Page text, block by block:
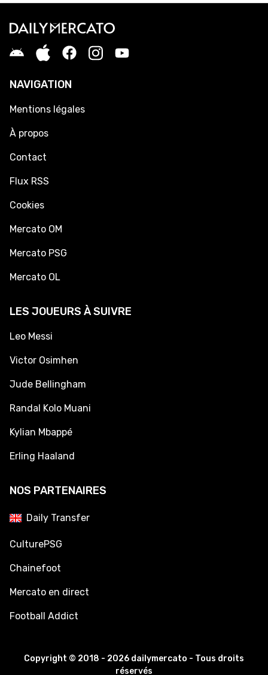
NAVIGATION
Mentions légales
À propos
Contact
Flux RSS
Cookies
Mercato OM
Mercato PSG
Mercato OL
LES JOUEURS À SUIVRE
Leo Messi
Victor Osimhen
Jude Bellingham
Randal Kolo Muani
Kylian Mbappé
Erling Haaland
NOS PARTENAIRES
Daily Transfer
CulturePSG
Chainefoot
Mercato en direct
Football Addict
Copyright © 2018 - 2026 dailymercato - Tous droits
réservés